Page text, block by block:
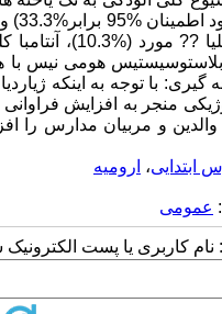
است.بحث و نتیجه گیری: با توجه
منجر به افزایش
و مربیان مدارس را
ابتدایی، ارومیه
عمومى
نام کاربری یا پست